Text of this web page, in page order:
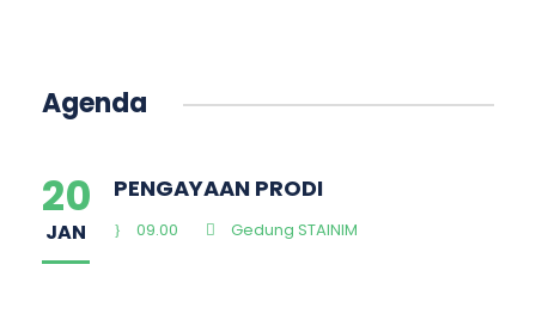
Agenda
20
JAN
PENGAYAAN PRODI
09.00 Gedung STAINIM